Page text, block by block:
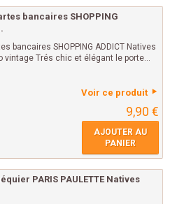
bancaires SHOPPING
bancaires SHOPPING ADDICT Natives
vintage Trés chic et élégant le porte...
Voir ce produit
9,90 €
AJOUTER AU
PANIER
PARIS PAULETTE Natives